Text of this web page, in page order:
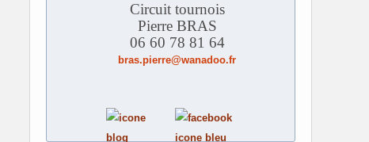
Circuit tournois
Pierre BRAS
06 60 78 81 64
bras.pierre@wanadoo.fr